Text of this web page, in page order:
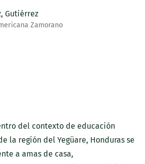
Gutiérrez
Zamorano
del contexto de educación
la región del Yegüare, Honduras se
a amas de casa,